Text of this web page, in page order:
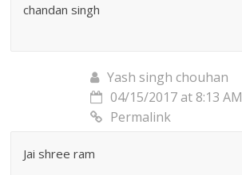
chandan singh
Yash singh chouhan
04/15/2017 at 8:13 AM
Permalink
Jai shree ram